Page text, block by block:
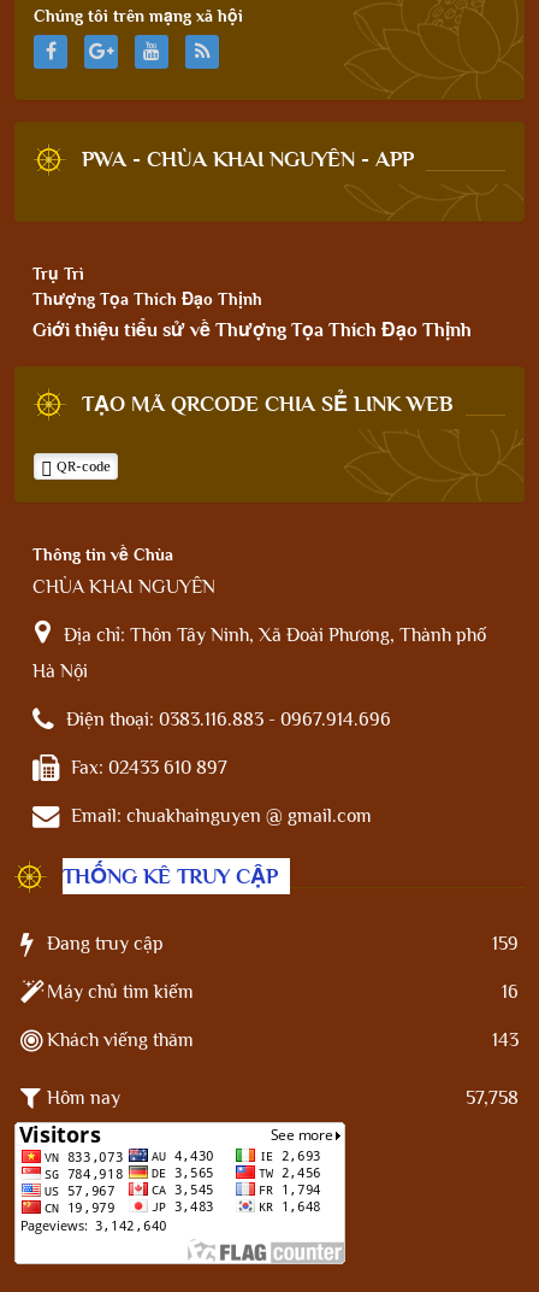
Chúng tôi trên mạng xã hội
PWA - CHÙA KHAI NGUYÊN - APP
Trụ Trì
Thượng Tọa Thích Đạo Thịnh
Giới thiệu tiểu sử về Thượng Tọa Thích Đạo Thịnh
TẠO MÃ QRCODE CHIA SẺ LINK WEB
QR-code
Thông tin về Chùa
CHÙA KHAI NGUYÊN
Địa chỉ: Thôn Tây Ninh, Xã Đoài Phương, Thành phố
Hà Nội
Điện thoại: 0383.116.883 - 0967.914.696
Fax: 02433 610 897
Email: chuakhainguyen @ gmail.com
THỐNG KÊ TRUY CẬP
Đang truy cập 159
Máy chủ tìm kiếm 16
Khách viếng thăm 143
Hôm nay 57,758